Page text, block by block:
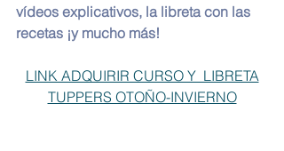
vídeos explicativos, la libreta con las
recetas ¡y mucho más!
LINK ADQUIRIR CURSO Y  LIBRETA
TUPPERS OTOÑO-INVIERNO